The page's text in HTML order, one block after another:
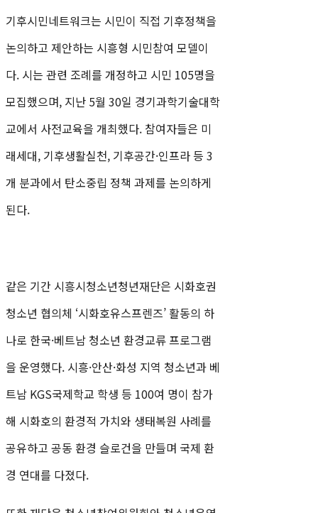
기후시민네트워크는 시민이 직접 기후정책을
논의하고 제안하는 시흥형 시민참여 모델이
다. 시는 관련 조례를 개정하고 시민 105명을
모집했으며, 지난 5월 30일 경기과학기술대학
교에서 사전교육을 개최했다. 참여자들은 미
래세대, 기후생활실천, 기후공간·인프라 등 3
개 분과에서 탄소중립 정책 과제를 논의하게
된다.
같은 기간 시흥시청소년청년재단은 시화호권
청소년 협의체 ‘시화호유스프렌즈’ 활동의 하
나로 한국·베트남 청소년 환경교류 프로그램
을 운영했다. 시흥·안산·화성 지역 청소년과 베
트남 KGS국제학교 학생 등 100여 명이 참가
해 시화호의 환경적 가치와 생태복원 사례를
공유하고 공동 환경 슬로건을 만들며 국제 환
경 연대를 다졌다.